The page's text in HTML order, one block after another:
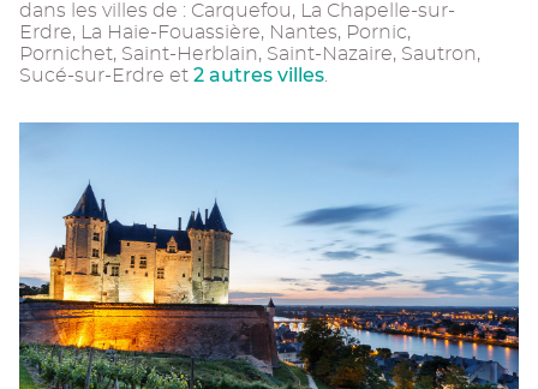
dans les villes de : Carquefou, La Chapelle-sur-
Erdre, La Haie-Fouassière, Nantes, Pornic,
Pornichet, Saint-Herblain, Saint-Nazaire, Sautron,
Sucé-sur-Erdre et 2 autres villes